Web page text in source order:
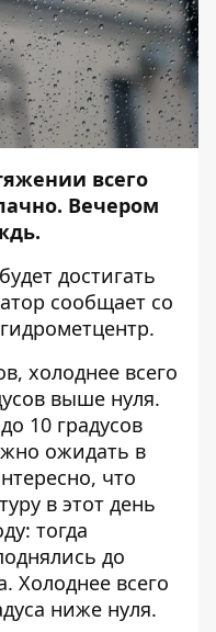
всего
Вечером
достигать
сообщает со
холоднее всего
выше нуля.
10 градусов
ожидать в
что
в этот день
тогда
до
Холоднее всего
ниже нуля.